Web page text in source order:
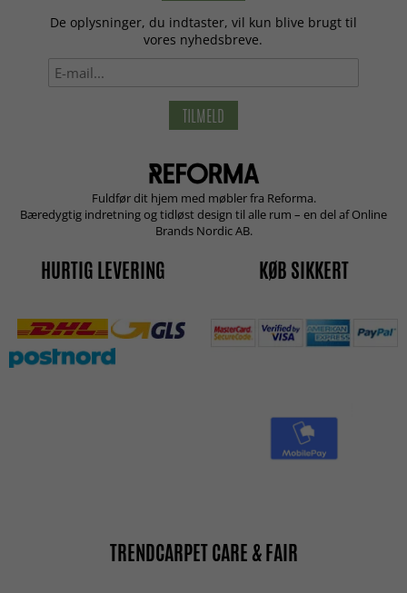
De oplysninger, du indtaster, vil kun blive brugt til
vores nyhedsbreve.
TILMELD
Fuldfør dit hjem med møbler fra Reforma.
Bæredygtig indretning og tidløst design til alle rum – en del af Online
Brands Nordic AB.
HURTIG LEVERING KØB SIKKERT
TRENDCARPET CARE & FAIR